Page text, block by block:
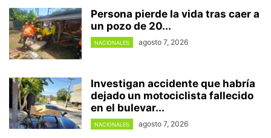
Persona pierde la vida tras caer a
un pozo de 20...
NACIONALES agosto 7, 2026
Investigan accidente que habría
dejado un motociclista fallecido
en el bulevar...
NACIONALES agosto 7, 2026